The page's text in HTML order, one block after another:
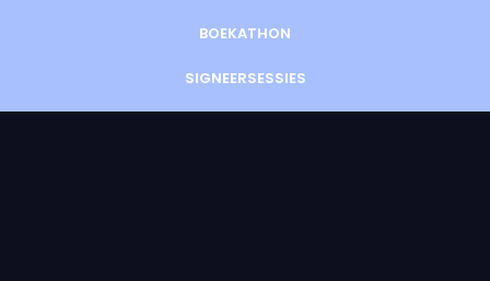
BOEKATHON
SIGNEERSESSIES